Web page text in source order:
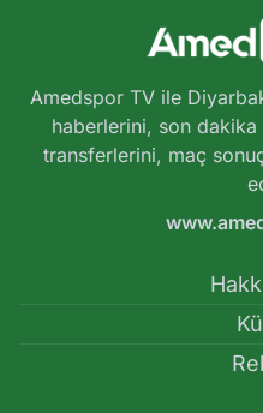
Amedspor TV ile
haberlerini, son
transferlerini, maç